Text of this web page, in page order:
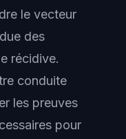
le vecteur
des
récidive.
conduite
les preuves
pour